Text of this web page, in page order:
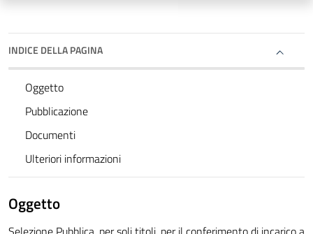
INDICE DELLA PAGINA
Oggetto
Pubblicazione
Documenti
Ulteriori informazioni
Oggetto